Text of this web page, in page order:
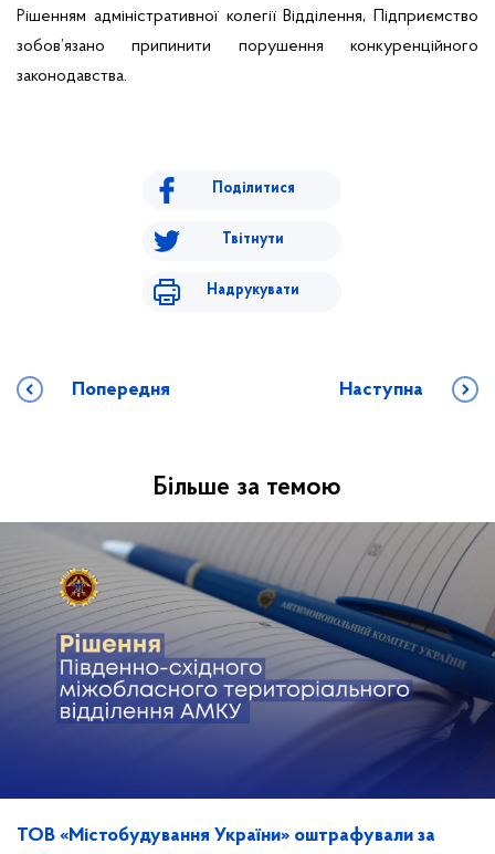
Рішенням адміністративної колегії Відділення,
Підприємство
зобов’язано
припинити порушення
конкуренційного
законодавства.
Поділитися
Твітнути
Надрукувати
Попередня Наступна
Більше за темою
ТОВ «Містобудування України» оштрафували за